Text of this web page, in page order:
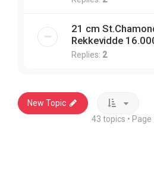
21 cm
Rekkevidde
Replies: 2
New Topic
43 topics • Page